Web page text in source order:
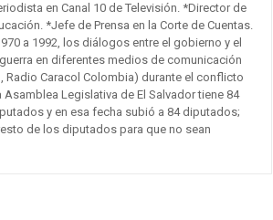
en Canal 10 de Televisión. *Director de
*Jefe de Prensa en la Corte de Cuentas.
a 1992, los diálogos entre el gobierno y el
en diferentes medios de comunicación
Radio Caracol Colombia) durante el conflicto
Legislativa de El Salvador tiene 84
y en esa fecha subió a 84 diputados;
de los diputados para que no sean